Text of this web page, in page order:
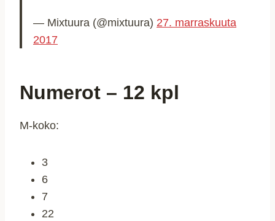
— Mixtuura (@mixtuura) 27. marraskuuta
2017
Numerot – 12 kpl
M-koko:
3
6
7
22